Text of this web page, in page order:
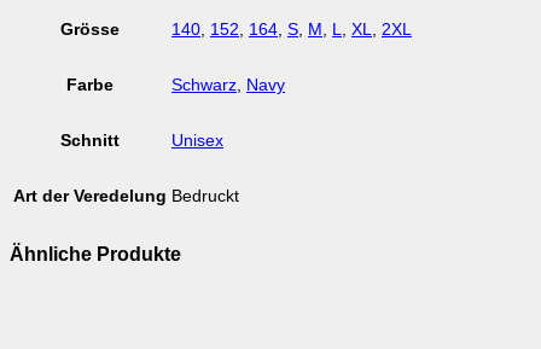
Grösse 140, 152, 164, S, M , L, XL, 2XL
Farbe Schwarz, Navy
Schnitt Unisex
Art der Veredelung Bedruckt
Ähnliche Produkte